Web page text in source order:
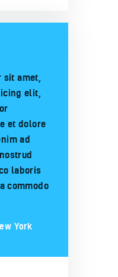
amet,
elit,
et dolore
ad
laboris
commodo
York